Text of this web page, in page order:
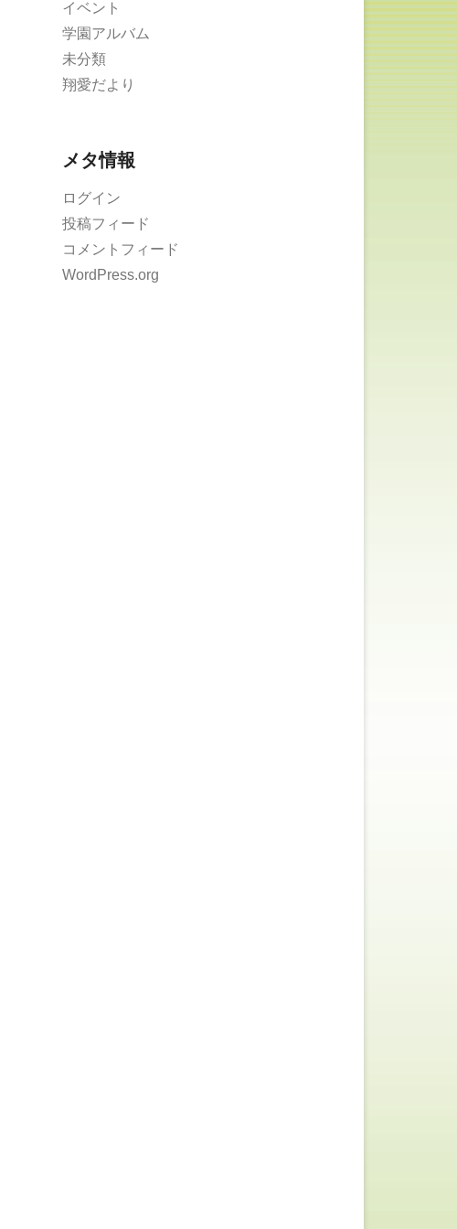
イベント
学園アルバム
未分類
翔愛だより
メタ情報
ログイン
投稿フィード
コメントフィード
WordPress.org